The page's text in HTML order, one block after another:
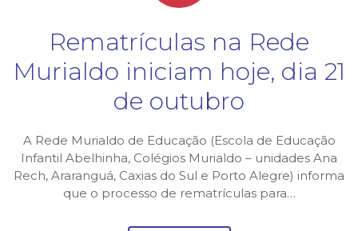
Rematrículas na Rede
Murialdo iniciam hoje, dia 21
de outubro
A Rede Murialdo de Educação (Escola de Educação
Infantil Abelhinha, Colégios Murialdo – unidades Ana
Rech, Araranguá, Caxias do Sul e Porto Alegre) informa
que o processo de rematrículas para…